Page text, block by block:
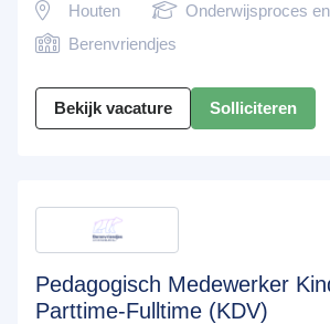
Houten
Onderwijsproces
Berenvriendjes
Bekijk vacature Solliciteren
Pedagogisch Medewerker
Parttime-Fulltime (KDV)